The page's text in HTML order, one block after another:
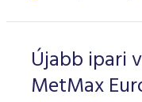
Újabb ipari
MetMax